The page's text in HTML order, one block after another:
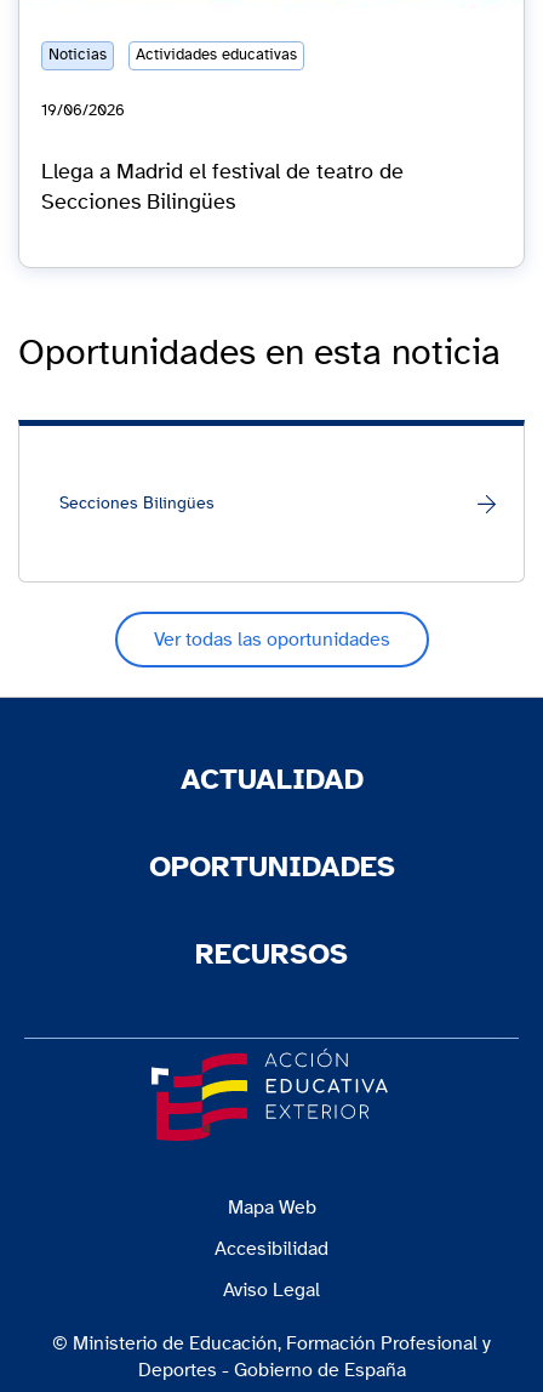
19/06/2026
Noticias Actividades educativas
Llega a Madrid el festival de teatro de
Secciones Bilingües
Oportunidades en esta noticia
Secciones Bilingües
Ver todas las oportunidades
ACTUALIDAD
OPORTUNIDADES
RECURSOS
© Ministerio de Educación, Formación Profesional y
Deportes - Gobierno de España
Mapa Web
Accesibilidad
Aviso Legal